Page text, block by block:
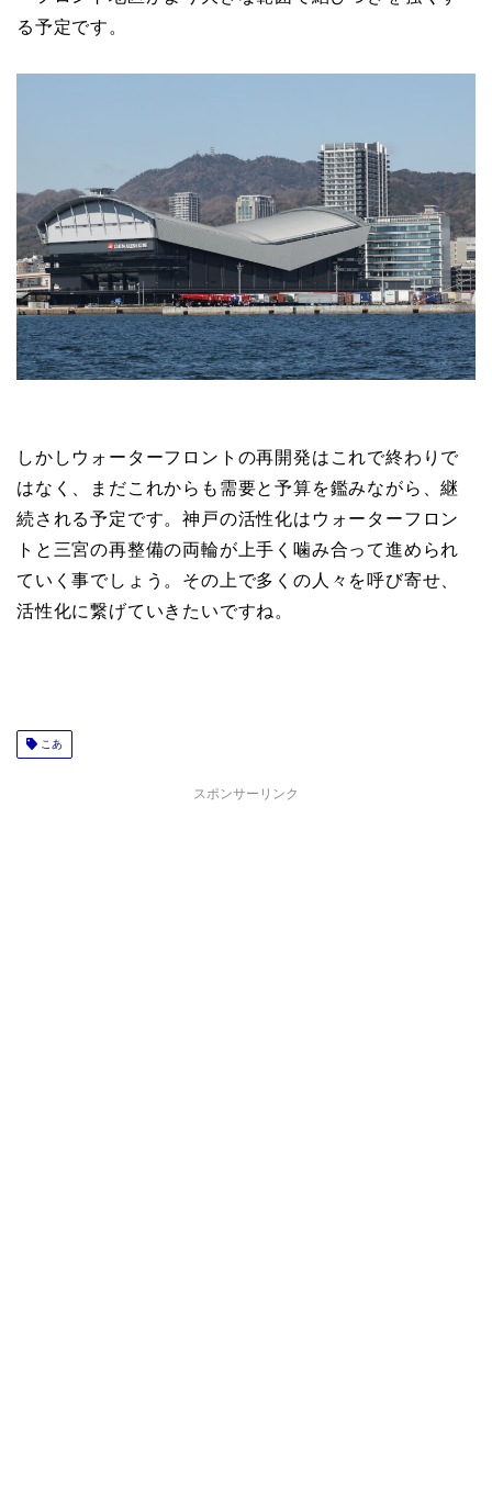
る予定です。
しかしウォーターフロントの再開発はこれで終わりで
はなく、まだこれからも需要と予算を鑑みながら、継
続される予定です。神戸の活性化はウォーターフロン
トと三宮の再整備の両輪が上手く噛み合って進められ
ていく事でしょう。その上で多くの人々を呼び寄せ、
活性化に繋げていきたいですね。
こあ
スポンサーリンク